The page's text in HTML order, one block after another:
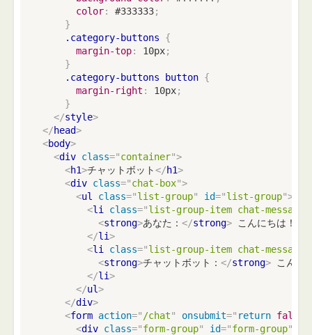
color: #333333;
}
.category-buttons
{
margin-top: 10px;
}
.category-buttons button {
margin-right : 10px;
}
</style>
</head>
<body>
<div class="container">
<h1>チャットボット</h1>
<div class="chat-box">
<ul class="list-group" id="list-group">
<li class="list-group-item chat-message
<strong>あなた： </strong> こんにちは！
</li>
<li class="list-group-item chat-message
<strong>チャットボット： </strong> こんに
</li>
</ul>
</div>
<form action=" /chat" onsubmit=" return false
<div class="form-group" id="form-group"